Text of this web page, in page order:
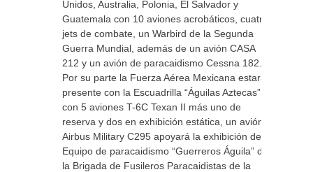
Unidos, Australia, Polonia, El Salvador y
Guatemala con 10 aviones acrobáticos, cuatro
jets de combate, un Warbird de la Segunda
Guerra Mundial, además de un avión CASA
212 y un avión de paracaidismo Cessna 182.
Por su parte la Fuerza Aérea Mexicana estará
presente con la Escuadrilla “Águilas Aztecas”
con 5 aviones T-6C Texan II más uno de
reserva y dos en exhibición estática, un avión
Airbus Military C295 apoyará la exhibición del
Equipo de paracaidismo “Guerreros Águila” de
la Brigada de Fusileros Paracaidistas de la